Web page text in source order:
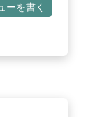
ーを書く